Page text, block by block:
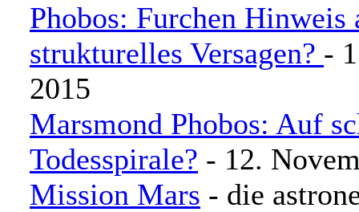
Phobos: Furchen Hinweis
strukturelles Versagen? -
2015
Marsmond Phobos: Auf
Todesspirale? - 12.
Mission Mars - die